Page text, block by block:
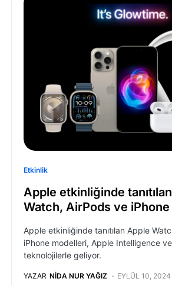
Etkinlik
Apple etkinliğinde
Watch, AirPods ve
Apple etkinliğinde tanıtılan Apple
iPhone modelleri, Apple Intelligence
teknolojilerle geliyor.
YAZAR NIDA NUR YAĞIZ EYLÜL 10, 2024